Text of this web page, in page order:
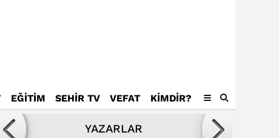
EĞİTİM SEHİR TV VEFAT KIMDIR?
YAZARLAR
Avukat Mustafa Tamer
Kötülükler ve kötüler karşısında
yenilmek,